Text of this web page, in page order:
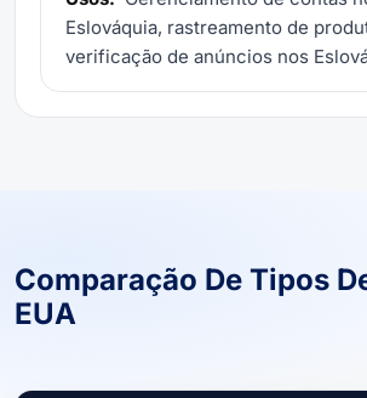
Eslováquia, rastreamento de
verificação de anúncios nos
Comparação De Tipos
EUA